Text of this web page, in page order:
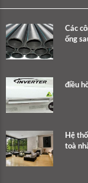
Các
ống
điều
Hệ
toà